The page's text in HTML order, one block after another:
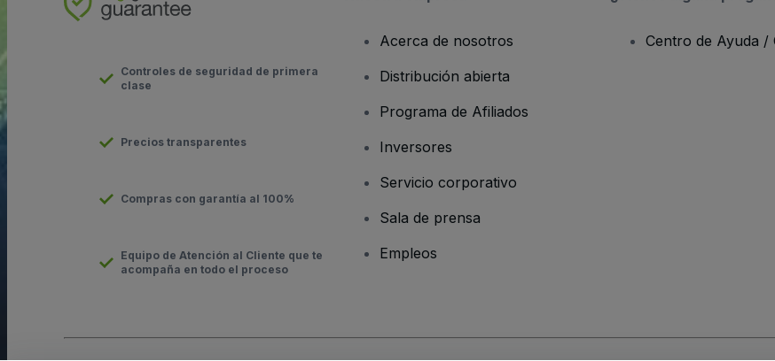
Controles de seguridad de primera
clase
Precios transparentes
Compras con garantía al 100%
Equipo de Atención al Cliente que te
acompaña en todo el proceso
Acerca de nosotros
Distribución abierta
Programa de Afiliados
Inversores
Servicio corporativo
Sala de prensa
Empleos
Centro de Ayuda /